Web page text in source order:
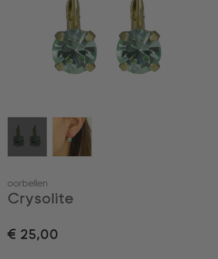
oorbellen
Crysolite
€ 25,00